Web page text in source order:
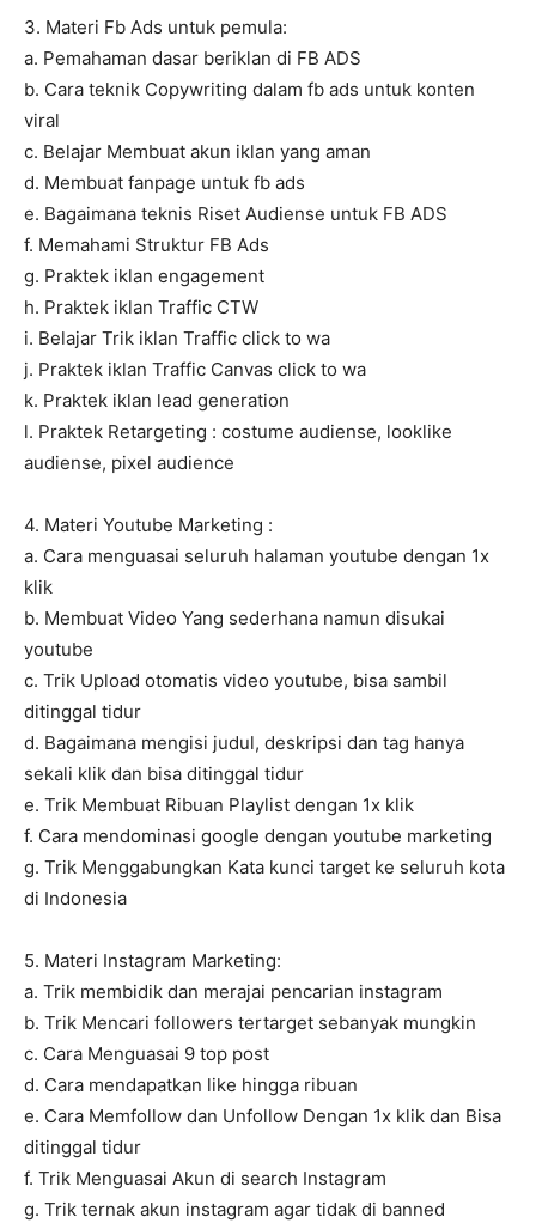
3. Materi Fb Ads untuk pemula:
a. Pemahaman dasar beriklan di FB ADS
b. Cara teknik Copywriting dalam fb ads untuk konten
viral
c. Belajar Membuat akun iklan yang aman
d. Membuat fanpage untuk fb ads
e. Bagaimana teknis Riset Audiense untuk FB ADS
f. Memahami Struktur FB Ads
g. Praktek iklan engagement
h. Praktek iklan Traffic CTW
i. Belajar Trik iklan Traffic click to wa
j. Praktek iklan Traffic Canvas click to wa
k. Praktek iklan lead generation
l. Praktek Retargeting : costume audiense, looklike
audiense, pixel audience
4. Materi Youtube Marketing :
a. Cara menguasai seluruh halaman youtube dengan 1x
klik
b. Membuat Video Yang sederhana namun disukai
youtube
c. Trik Upload otomatis video youtube, bisa sambil
ditinggal tidur
d. Bagaimana mengisi judul, deskripsi dan tag hanya
sekali klik dan bisa ditinggal tidur
e. Trik Membuat Ribuan Playlist dengan 1x klik
f. Cara mendominasi google dengan youtube marketing
g. Trik Menggabungkan Kata kunci target ke seluruh kota
di Indonesia
5. Materi Instagram Marketing:
a. Trik membidik dan merajai pencarian instagram
b. Trik Mencari followers tertarget sebanyak mungkin
c. Cara Menguasai 9 top post
d. Cara mendapatkan like hingga ribuan
e. Cara Memfollow dan Unfollow Dengan 1x klik dan Bisa
ditinggal tidur
f. Trik Menguasai Akun di search Instagram
g. Trik ternak akun instagram agar tidak di banned